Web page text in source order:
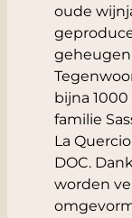
oude
bijna 1000
familie
La
DOC.
worden